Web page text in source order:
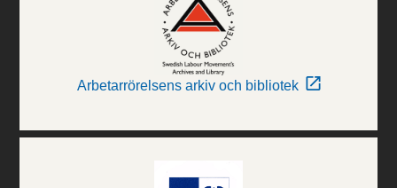
Arbetarrörelsens arkiv och bibliotek